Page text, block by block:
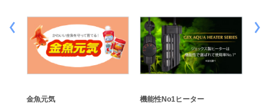
金魚元気
機能性No1ヒーター